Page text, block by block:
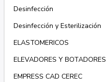
Desinfección
Desinfección y Esterilización
ELASTOMERICOS
ELEVADORES Y BOTADORES
EMPRESS CAD CEREC